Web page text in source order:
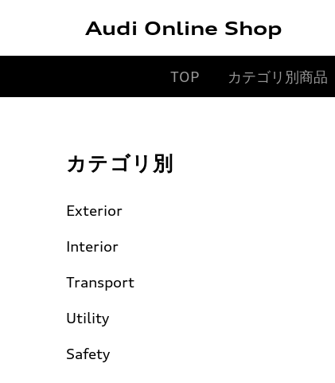
Audi Online Shop
TOP カテゴリ別商品
カテゴリ別
Exterior
Interior
Transport
Utility
Safety